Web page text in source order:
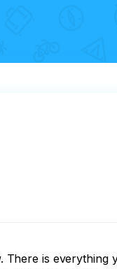
is everything